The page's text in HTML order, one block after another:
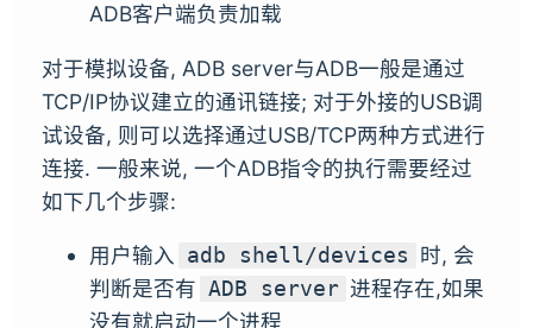
ADB客户端负责加载
对于模拟设备, ADB server与ADB一般是通过
TCP/IP协议建立的通讯链接; 对于外接的USB调
试设备, 则可以选择通过USB/TCP两种方式进行
连接. 一般来说, 一个ADB指令的执行需要经过
如下几个步骤:
用户输入 adb shell/devices 时, 会
判断是否有 ADB server 进程存在,如果
没有就启动一个进程